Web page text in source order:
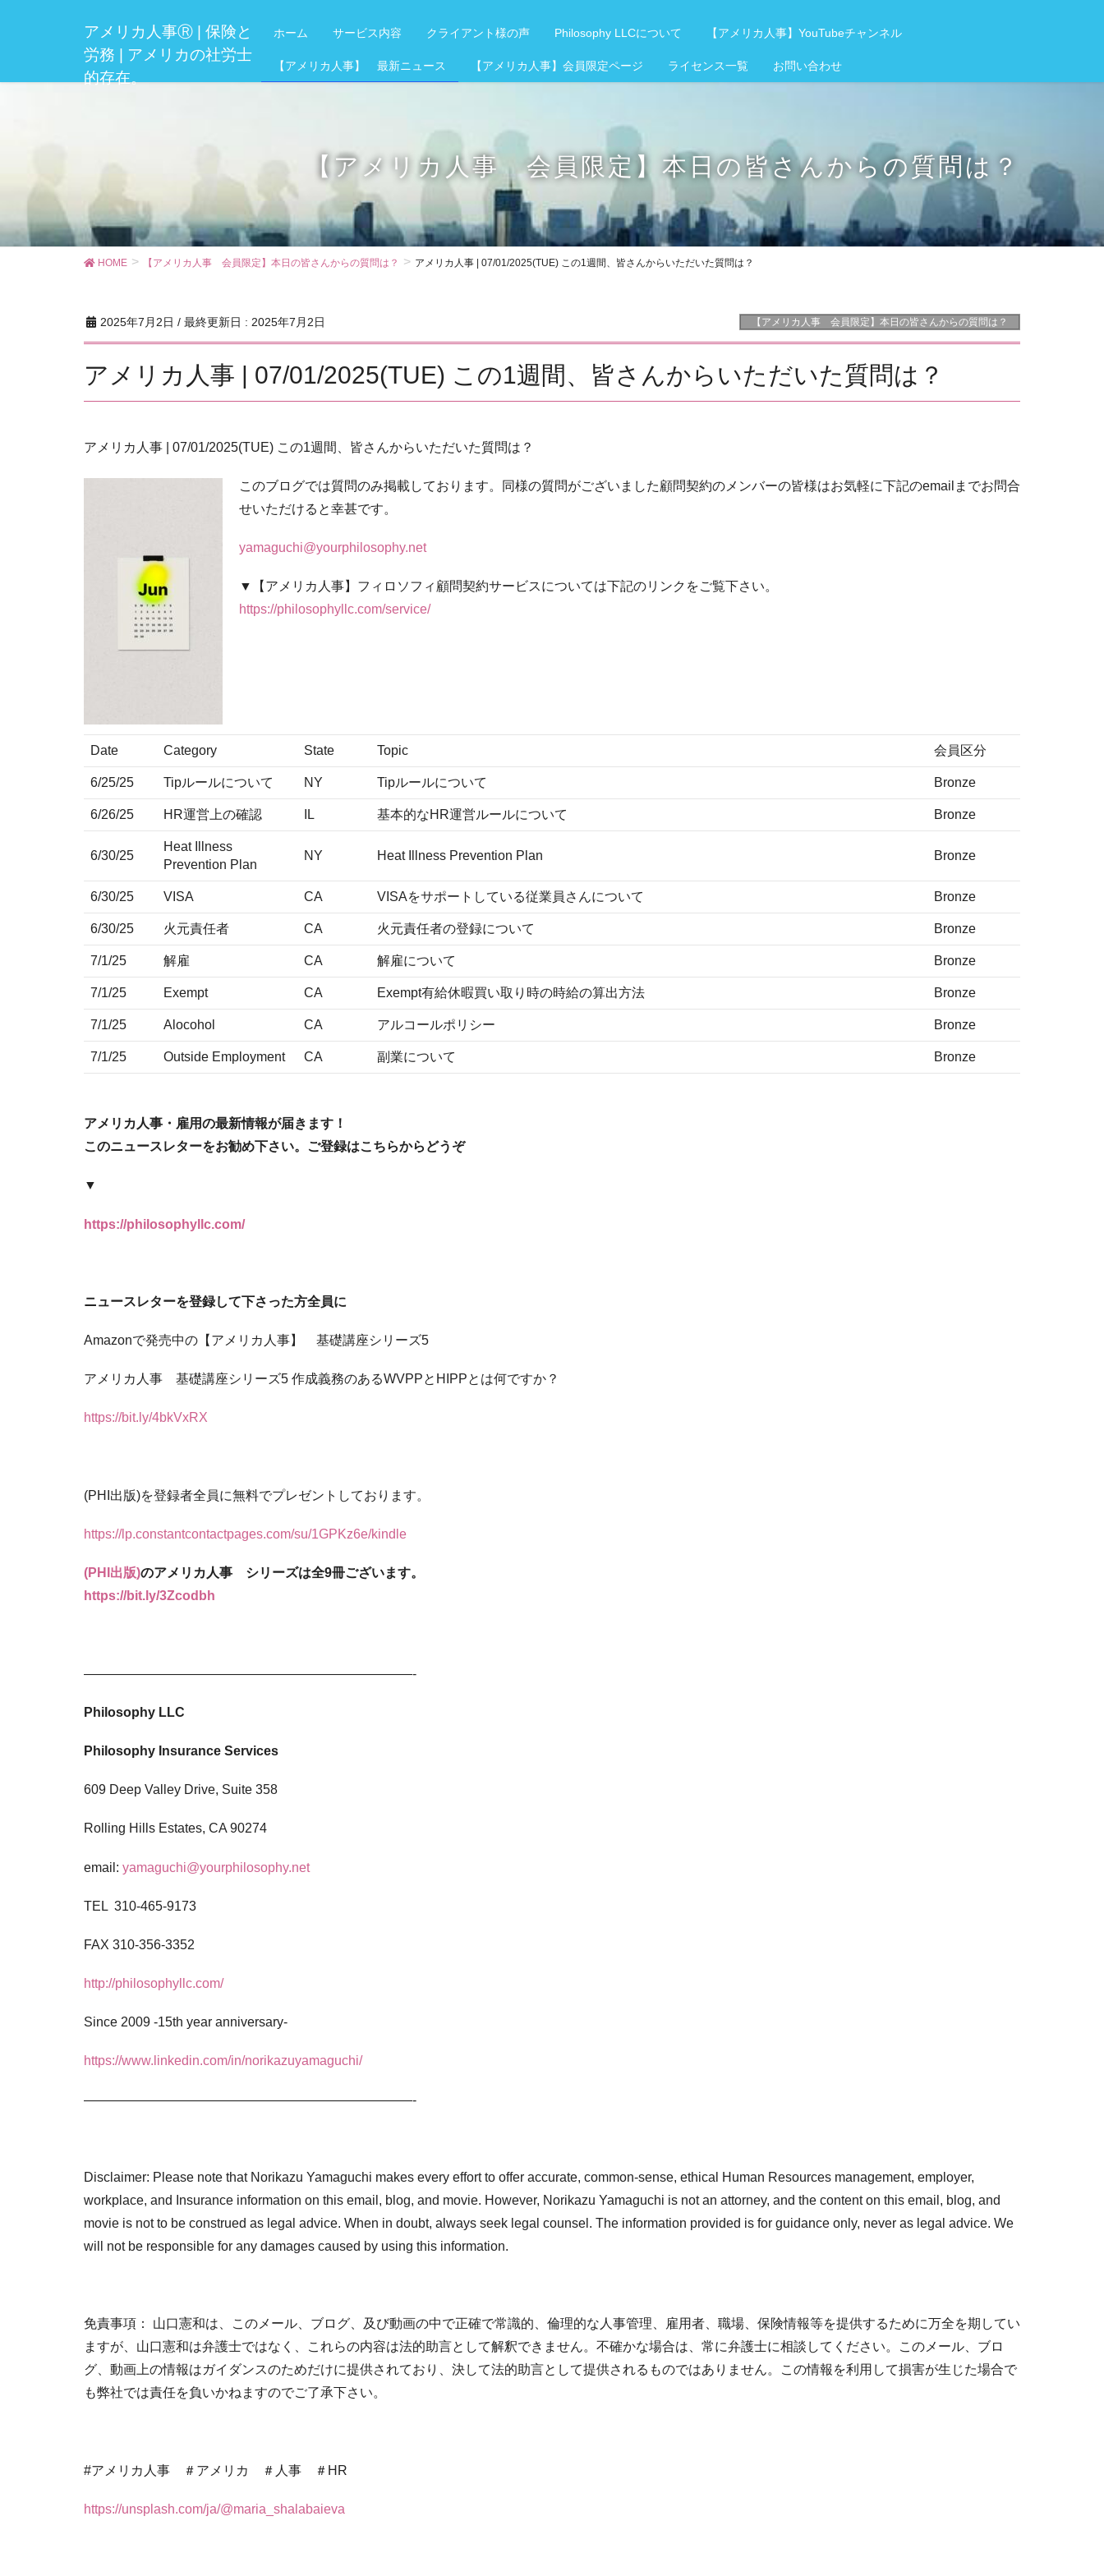
アメリカ人事Ⓡ | 保険と
労務 | アメリカの社労士
的存在。
ホーム サービス内容 クライアント様の声 Philosophy LLCについて 【アメリカ人事】YouTubeチャンネル
【アメリカ人事】 最新ニュース 【アメリカ人事】会員限定ページ ライセンス一覧 お問い合わせ
【アメリカ人事 会員限定】本日の皆さんからの質問は？
HOME 【アメリカ人事 会員限定】本日の皆さんからの質問は？ アメリカ人事 | 07/01/2025(TUE) この1週間、皆さんからいただいた質問は？
2025年7月2日 / 最終更新日 : 2025年7月2日 【アメリカ人事 会員限定】本日の皆さんからの質問は？
アメリカ人事 | 07/01/2025(TUE) この1週間、皆さんからいただいた質問は？
アメリカ人事 | 07/01/2025(TUE) この1週間、皆さんからいただいた質問は？
このブログでは質問のみ掲載しております。同様の質問がございました顧問契約のメンバーの皆様はお気軽に下記のemailまでお問合
せいただけると幸甚です。
yamaguchi@yourphilosophy.net
▼【アメリカ人事】フィロソフィ顧問契約サービスについては下記のリンクをご覧下さい。
https://philosophyllc.com/service/
Date Category State Topic 会員区分
6/25/25 Tipルールについて NY Tipルールについて Bronze
6/26/25 HR運営上の確認 IL 基本的なHR運営ルールについて Bronze
6/30/25
Heat Illness
Prevention Plan
NY Heat Illness Prevention Plan Bronze
6/30/25 VISA CA VISAをサポートしている従業員さんについて Bronze
6/30/25 火元責任者 CA 火元責任者の登録について Bronze
7/1/25 解雇 CA 解雇について Bronze
7/1/25 Exempt CA Exempt有給休暇買い取り時の時給の算出方法 Bronze
7/1/25 Alocohol CA アルコールポリシー Bronze
7/1/25 Outside Employment CA 副業について Bronze
アメリカ人事・雇用の最新情報が届きます！
このニュースレターをお勧め下さい。ご登録はこちらからどうぞ
▼
https://philosophyllc.com/
ニュースレターを登録して下さった方全員に
Amazonで発売中の【アメリカ人事】 基礎講座シリーズ5
アメリカ人事 基礎講座シリーズ5 作成義務のあるWVPPとHIPPとは何ですか？
https://bit.ly/4bkVxRX
(PHI出版)を登録者全員に無料でプレゼントしております。
https://lp.constantcontactpages.com/su/1GPKz6e/kindle
(PHI出版)のアメリカ人事 シリーズは全9冊ございます。
https://bit.ly/3Zcodbh
—————————————————————————-
Philosophy LLC
Philosophy Insurance Services
609 Deep Valley Drive, Suite 358
Rolling Hills Estates, CA 90274
email: yamaguchi@yourphilosophy.net
TEL 310-465-9173
FAX 310-356-3352
http://philosophyllc.com/
Since 2009 -15th year anniversary-
https://www.linkedin.com/in/norikazuyamaguchi/
—————————————————————————-
Disclaimer: Please note that Norikazu Yamaguchi makes every effort to offer accurate, common-sense, ethical Human Resources management, employer,
workplace, and Insurance information on this email, blog, and movie. However, Norikazu Yamaguchi is not an attorney, and the content on this email, blog, and
movie is not to be construed as legal advice. When in doubt, always seek legal counsel. The information provided is for guidance only, never as legal advice. We
will not be responsible for any damages caused by using this information.
免責事項： 山口憲和は、このメール、ブログ、及び動画の中で正確で常識的、倫理的な人事管理、雇用者、職場、保険情報等を提供するために万全を期してい
ますが、山口憲和は弁護士ではなく、これらの内容は法的助言として解釈できません。不確かな場合は、常に弁護士に相談してください。このメール、ブロ
グ、動画上の情報はガイダンスのためだけに提供されており、決して法的助言として提供されるものではありません。この情報を利用して損害が生じた場合で
も弊社では責任を負いかねますのでご了承下さい。
#アメリカ人事 ＃アメリカ ＃人事 ＃HR
https://unsplash.com/ja/@maria_shalabaieva